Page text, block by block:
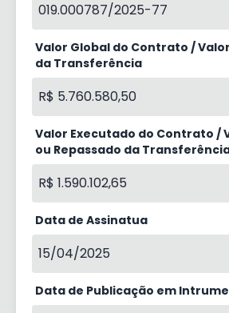
019.000787/2025-77
Valor Global do Contrato /
da Transferência
R$ 5.760.580,50
Valor Executado do Contrato /
ou Repassado da
R$ 1.590.102,65
Data de Assinatua
15/04/2025
Data de Publicação em